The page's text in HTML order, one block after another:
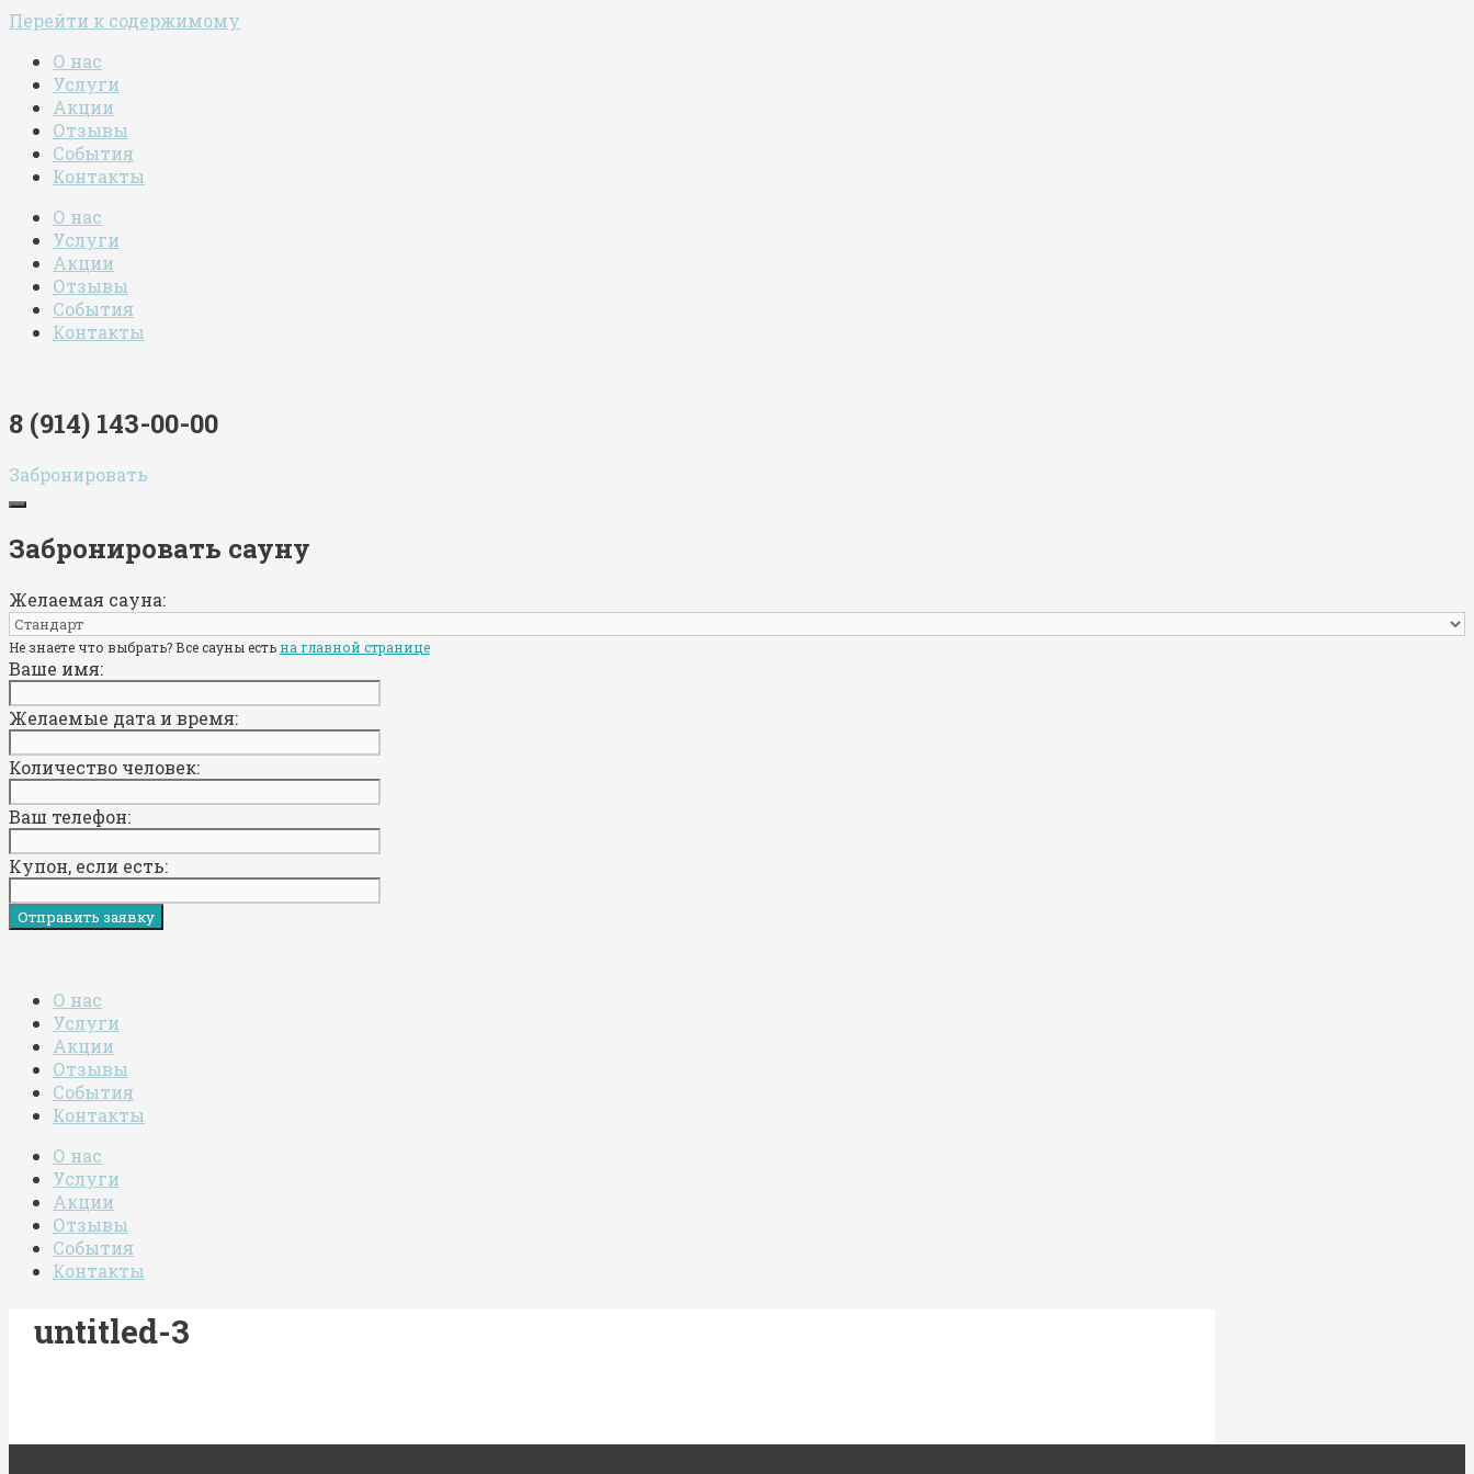
Перейти к содержимому
О нас
Услуги
Акции
Отзывы
События
Контакты
О нас
Услуги
Акции
Отзывы
События
Контакты
8 (914) 143-00-00
Забронировать
Забронировать сауну
Желаемая сауна:
Не знаете что выбрать? Все сауны естьна главной странице
Ваше имя:
Желаемые дата и время:
Количество человек:
Ваш телефон:
Купон, если есть:
О нас
Услуги
Акции
Отзывы
События
Контакты
О нас
Услуги
Акции
Отзывы
События
Контакты
untitled-3